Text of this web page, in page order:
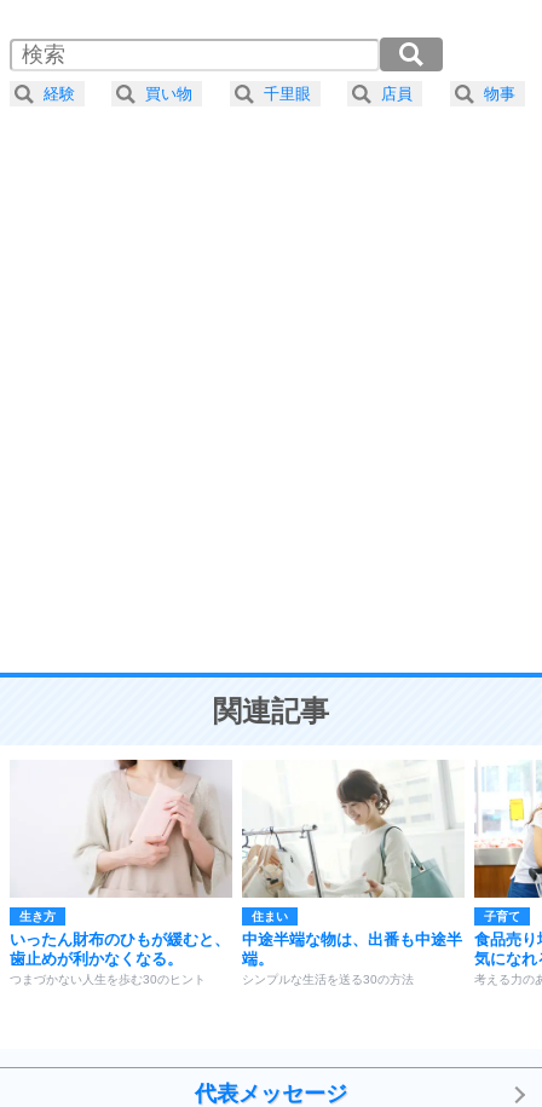
4 器の大きい人は、怒りを優しさで表現する。
ことが大切。
2.0倍速 （287KB 1分13秒）
2.5倍速 （230KB 58秒）
3.0倍速 （192KB 48秒）
経験 買い物 千里眼 店員 物事
関連記事
生き方
いったん財布のひもが緩むと、
歯止めが利かなくなる。
つまづかない人生を歩む30のヒント
住まい
中途半端な物は、出番も中途半
端。
シンプルな生活を送る30の方法
子育て
食品売り
気になれ
考える力の
代表メッセージ